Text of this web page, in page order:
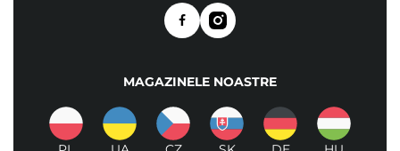
MAGAZINELE NOASTRE